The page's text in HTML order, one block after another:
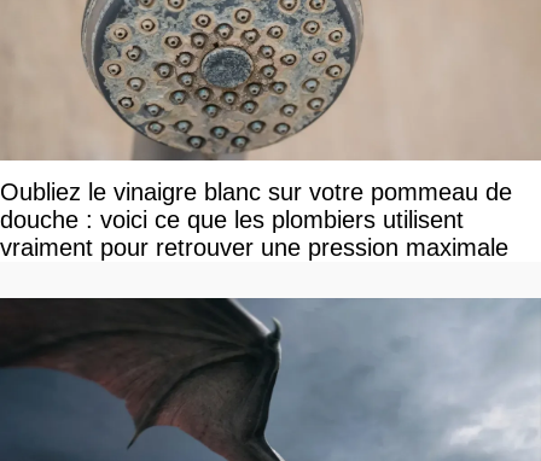
Oubliez le vinaigre blanc sur votre pommeau de
douche : voici ce que les plombiers utilisent
vraiment pour retrouver une pression maximale